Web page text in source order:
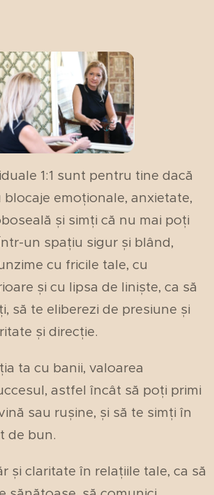
1:1 sunt pentru tine dacă
emoționale, anxietate,
și simți că nu mai poți
un spațiu sigur și blând,
cu fricile tale, cu
și cu lipsa de liniște, ca să
să te eliberezi de presiune și
și direcție.
ta cu banii, valoarea
astfel încât să poți primi
sau rușine, și să te simți în
de bun.
și claritate în relațiile tale, ca să